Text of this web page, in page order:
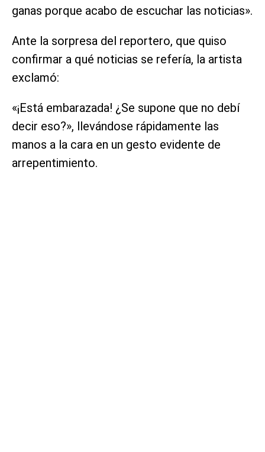
ganas porque acabo de escuchar las noticias».
Ante la sorpresa del reportero, que quiso
confirmar a qué noticias se refería, la artista
exclamó:
«¡Está embarazada! ¿Se supone que no debí
decir eso?», llevándose rápidamente las
manos a la cara en un gesto evidente de
arrepentimiento.